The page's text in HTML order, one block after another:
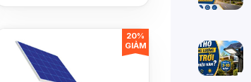
20%
GIẢM